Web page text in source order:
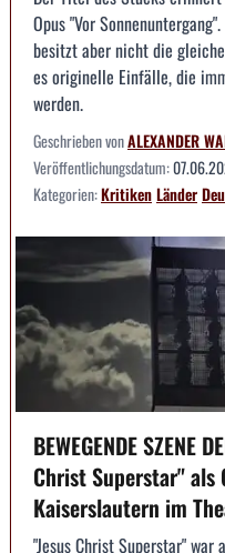
Opus "Vor
besitzt aber nicht die
es originelle Einfälle, die
werden.
Geschrieben vonALEXANDER
Veröffentlichungsdatum:
Kategorien:KritikenLänder
BEWEGENDE SZENE
Christ Superstar" als
Kaiserslautern im
"Jesus Christ Superstar"